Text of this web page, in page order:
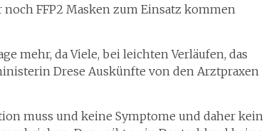
FFP2 Masken zum Einsatz kommen
mehr, da Viele, bei leichten Verläufen, das
Drese Auskünfte von den Arztpraxen
muss und keine Symptome und daher kein